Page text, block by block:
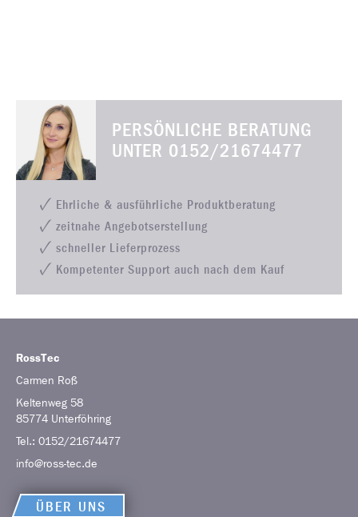
PERSÖNLICHE BERATUNG
UNTER 0152/21674477
Ehrliche & ausführliche Produktberatung
zeitnahe Angebotserstellung
schneller Lieferprozess
Kompetenter Support auch nach dem Kauf
RossTec
Carmen Roß
Keltenweg 58
85774 Unterföhring
Tel.: 0152/21674477
info@ross-tec.de
ÜBER UNS